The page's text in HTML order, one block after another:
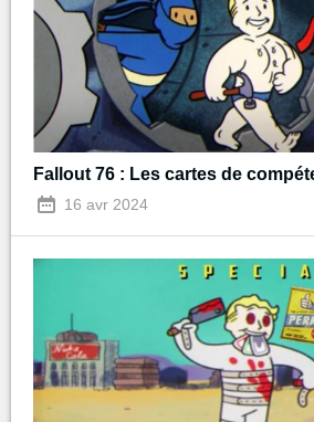
Fallout 76 : Les cartes de
16 avr 2024